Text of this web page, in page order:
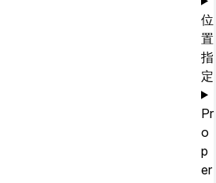
位
置
指
定
Pr
o
p
er